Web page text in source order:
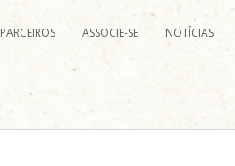
PARCEIROS ASSOCIE-SE NOTÍCIAS